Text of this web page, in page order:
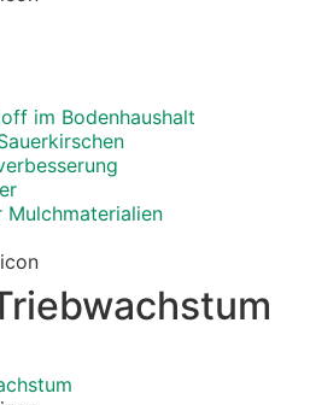
im Bodenhaushalt
Mulchmaterialien